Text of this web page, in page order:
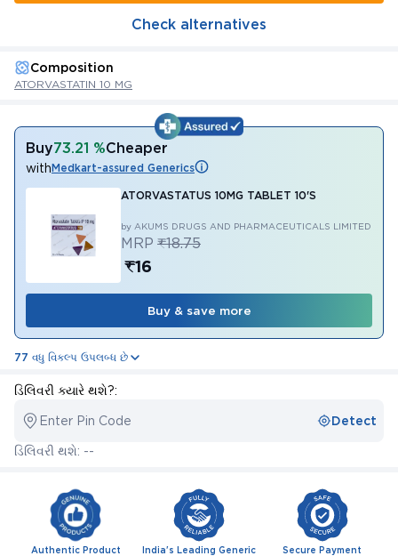
Check alternatives
Composition
ATORVASTATIN 10 MG
Buy73.21 %Cheaper
withMedkart-assured Generics
ATORVASTATUS 10MG TABLET 10'S
by AKUMS DRUGS AND PHARMACEUTICALS LIMITED
MRP ₹18.75
₹16
Buy & save more
77 વધુ વિકલ્પ ઉપલબ્ધ છે
ડિલિવરી ક્યારે થશે?:
Enter Pin Code Detect
ડિલિવરી થશે: --
Authentic Product
India's Leading Generic
Secure Payment